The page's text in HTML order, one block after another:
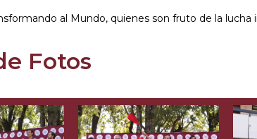
al Mundo, quienes son fruto de la lucha
Fotos